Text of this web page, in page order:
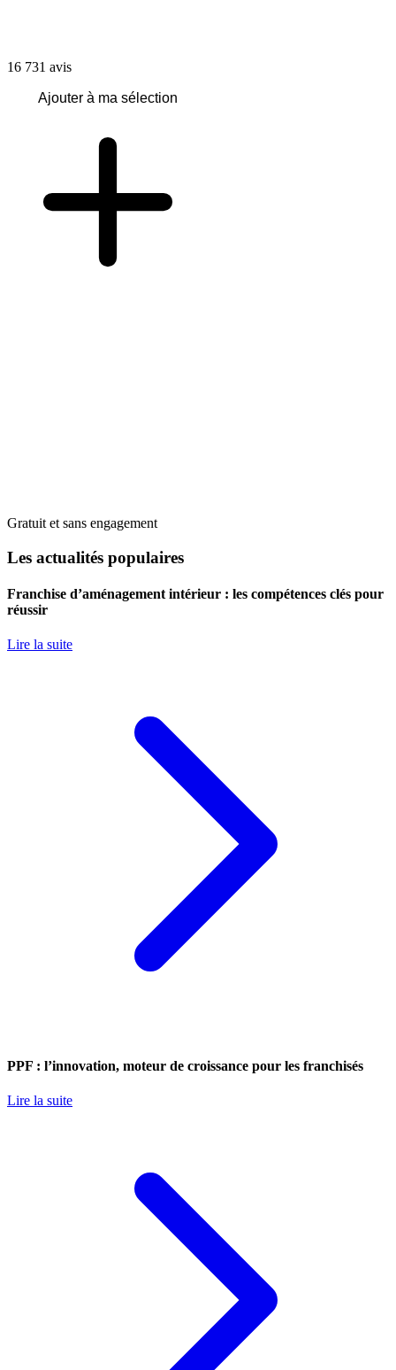
16 731 avis
Ajouter à ma sélection
Gratuit et sans engagement
Les actualités populaires
Franchise d’aménagement intérieur : les compétences clés pour
réussir
Lire la suite
PPF : l’innovation, moteur de croissance pour les franchisés
Lire la suite